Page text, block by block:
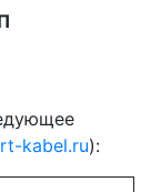
rt-kabel.ru):